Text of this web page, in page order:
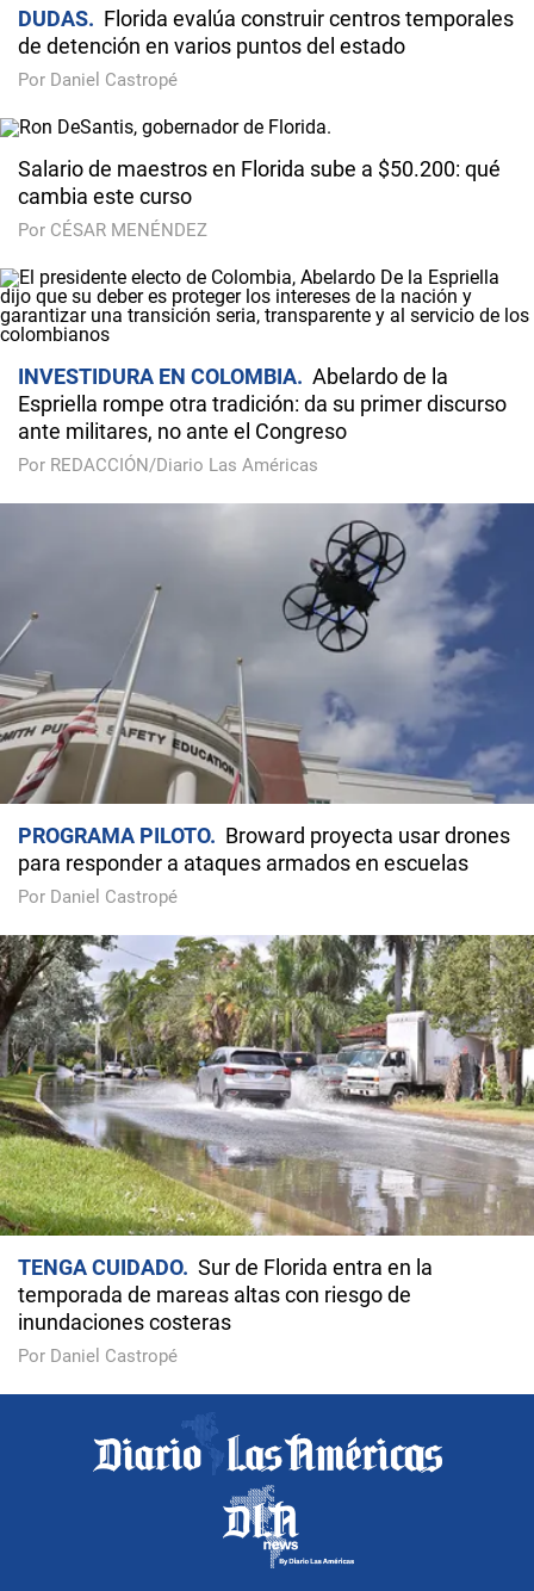
DUDAS
Florida evalúa construir centros temporales
de detención en varios puntos del estado
Por Daniel Castropé
Salario de maestros en Florida sube a $50.200: qué
cambia este curso
Por CÉSAR MENÉNDEZ
INVESTIDURA EN COLOMBIA
Abelardo de la
Espriella rompe otra tradición: da su primer discurso
ante militares, no ante el Congreso
Por REDACCIÓN/Diario Las Américas
PROGRAMA PILOTO
Broward proyecta usar drones
para responder a ataques armados en escuelas
Por Daniel Castropé
TENGA CUIDADO
Sur de Florida entra en la
temporada de mareas altas con riesgo de
inundaciones costeras
Por Daniel Castropé